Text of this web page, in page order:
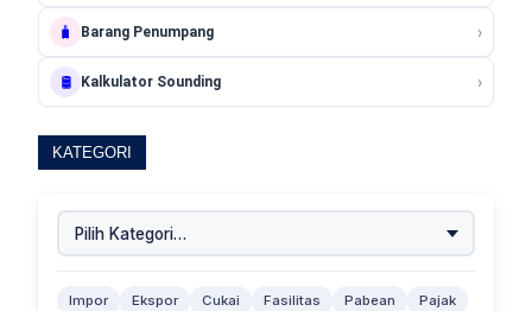
🧳 Barang Penumpang ›
🛢️ Kalkulator Sounding ›
KATEGORI
Impor Ekspor Cukai Fasilitas Pabean
Pajak